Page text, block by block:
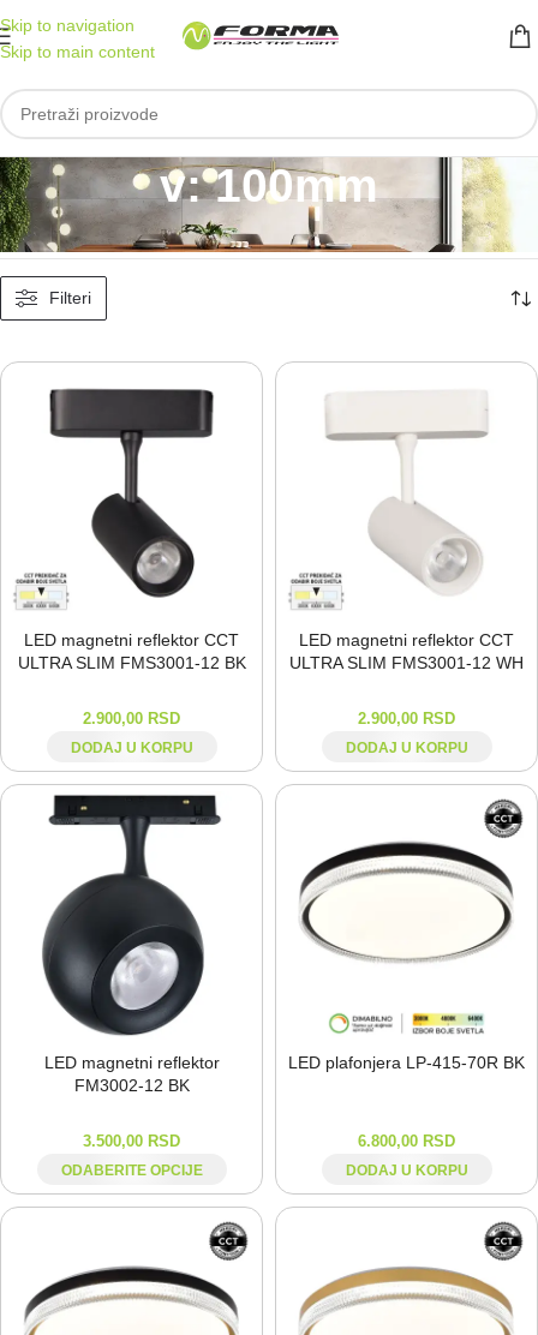
Skip to navigation
Skip to main content
v: 100mm
Početna/Proizvod Dimenzije/v: 100mm Prikaz 1–30 od 39 rezultata
Filteri
LED magnetni reflektor CCT
ULTRA SLIM FMS3001-⁠12 BK
2.900,00 RSD
DODAJ U KORPU
LED magnetni reflektor CCT
ULTRA SLIM FMS3001-⁠12 WH
2.900,00 RSD
DODAJ U KORPU
LED magnetni reflektor
FM3002-⁠12 BK
3.500,00 RSD
ODABERITE OPCIJE
LED plafonjera LP-⁠415-⁠70R BK
6.800,00 RSD
DODAJ U KORPU